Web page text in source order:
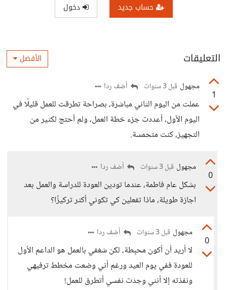
حساب جديد دخول
التعليقات الأفضل
1
مجهول قبل 3 سنوات أضف ردا
عملت من اليوم الثاني مباشرة، بصراحة تطرقت للعمل قليلًا في
اليوم الأول، أعددت جزء خطة العمل، ولم أحتج لكثير من
التجهيز، كنت متحمسة.
0
مجهول قبل 3 سنوات أضف ردا
بشكل عام فاطمة، عندما تودين العودة للدراسة والعمل بعد
اجازة طويلة، ماذا تفعلين كي تكوني أكثر تركيزًا؟
0
مجهول قبل 3 سنوات أضف ردا
لا أريد أن أكون محبِطة، لكن شغفي بالعمل هو الداعم الأول
للعودة ففي يوم العيد ورغم أني وضعت مخطط ترفيهي
ونفذته إلا أنني وجدت نفسي أتطرق للعمل!